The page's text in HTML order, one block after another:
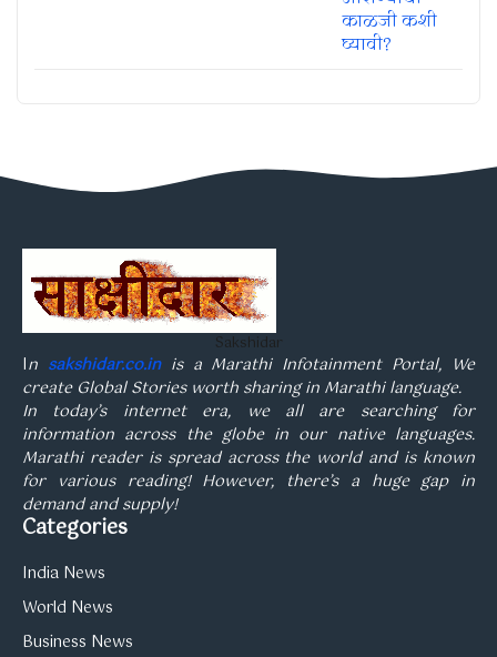
Sakshidar
In sakshidar.co.inis a Marathi Infotainment Portal, We
create Global Stories worth sharing in Marathi language.
In today’s internet era, we all are searching for
information across the globe in our native languages.
Marathi reader is spread across the world and is known
for various reading! However, there’s a huge gap in
demand and supply!
Categories
India News
World News
Business News